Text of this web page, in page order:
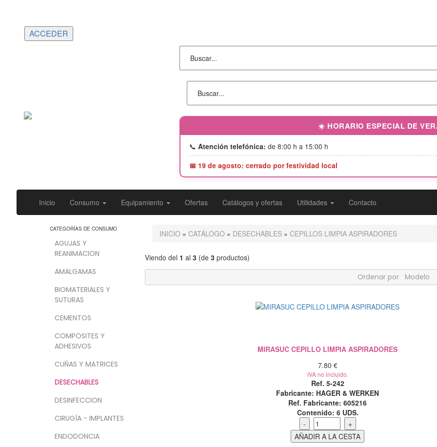
☀️ HORARIO ESPECIAL DE
📞 Atención telefónica: de 8:00 h a 15:00 h
📅 19 de agosto: cerrado por festividad local
Inicio Consumo Equipamiento Ofertas Catálogos y ofertas Utilidades Contacto
CATEGORÍAS DE CONSUMO
AGUJAS Y
REANIMACION
AMALGAMAS
BIOMATERIALES Y
SUTURAS
CEMENTOS
COMPOSITES Y
ADHESIVOS
CUÑAS Y MATRICES
DESECHABLES
DESINFECCION
CIRUGÍA - IMPLANTES
ENDODONCIA
INICIO» CATÁLOGO» DESECHABLES» CEPILLOS LIMPIA ASPIRADORES
Viendo del 1 al 3(de 3productos)
Ordenar por
Modelo
MIRASUC CEPILLO LIMPIA ASPIRADORES
7.80 €
IVA no incluido.
Ref. 5-242
Fabricante: HAGER & WERKEN
Ref. Fabricante: 605216
Contenido: 6 UDS.